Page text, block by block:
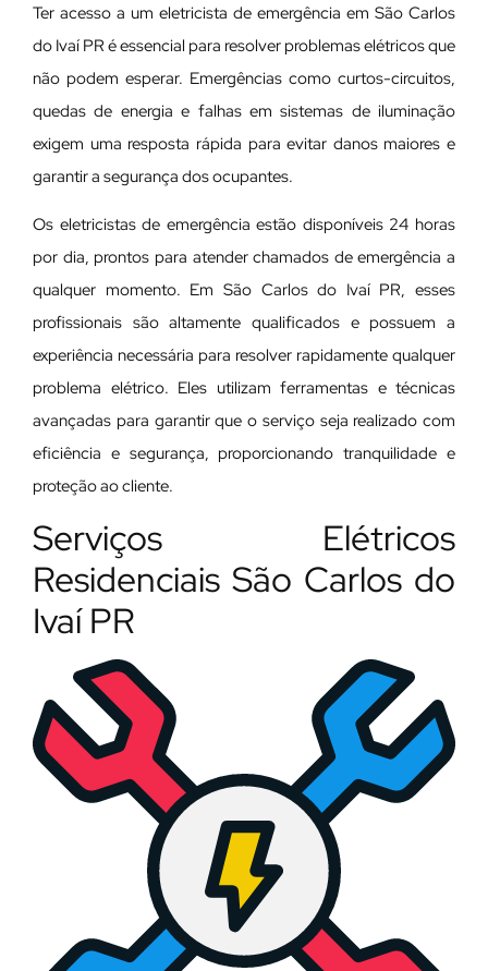
Ter acesso a um eletricista de emergência em São Carlos
do Ivaí PR é essencial para resolver problemas elétricos que
não podem esperar. Emergências como curtos-circuitos,
quedas de energia e falhas em sistemas de iluminação
exigem uma resposta rápida para evitar danos maiores e
garantir a segurança dos ocupantes.
Os eletricistas de emergência estão disponíveis 24 horas
por dia, prontos para atender chamados de emergência a
qualquer momento. Em São Carlos do Ivaí PR, esses
profissionais são altamente qualificados e possuem a
experiência necessária para resolver rapidamente qualquer
problema elétrico. Eles utilizam ferramentas e técnicas
avançadas para garantir que o serviço seja realizado com
eficiência e segurança, proporcionando tranquilidade e
proteção ao cliente.
Serviços Elétricos
Residenciais São Carlos do
Ivaí PR